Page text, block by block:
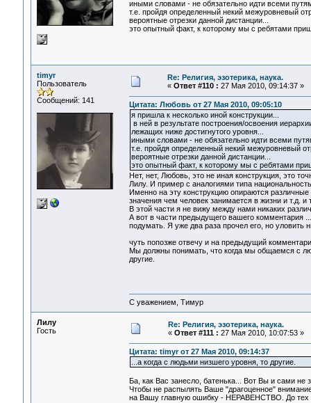
иными словами - не обязательно идти всеми
т.е. пройдя определенный некий межуровневый
вероятные отрезки данной дистанции...
это опытный факт, к которому мы с ребятами
timyr
Пользователь
Сообщений: 141
Re: Религия, эзотерика, наука.
« Ответ #110 : 27 Мая 2010, 09:14:37 »
Цитата: Любовь от 27 Мая 2010, 09:05:10
я пришла к несколько иной конструкции...
в ней в результате построения/освоения
лежащих ниже достигнутого уровня...
иными словами - не обязательно идти всеми
т.е. пройдя определенный некий межуровневый
вероятные отрезки данной дистанции...
это опытный факт, к которому мы с ребятами
Нет, нет, Любовь, это не иная конструкция, это
Лилу. И пример с аналогиями типа
Именно на эту конструкцию опираются
значения чем человек занимается в жизни и т.д. и
В этой части я не вижу между нами никаких
А вот в части предыдущего вашего комментария
подумать. Я уже два раза прочел его, но уловить
чуть попозже отвечу и на предыдущий
Мы должны понимать, что когда мы общаемся с
другие.
С уважением, Тимур
Лилу
Гость
Re: Религия, эзотерика, наука.
« Ответ #111 : 27 Мая 2010, 10:07:53 »
Цитата: timyr от 27 Мая 2010, 09:14:37
...а когда с людьми низшего уровня, то другие.
Ба, как Вас занесло, батенька... Вот Вы и сами
Чтобы не распылять Ваше "драгоценное"
на Вашу главную ошибку - НЕРАВЕНСТВО. До тех